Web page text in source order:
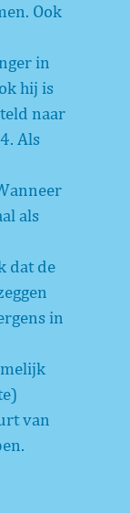
Ook
in
hij is
naar
Als
als
dat de
in
van